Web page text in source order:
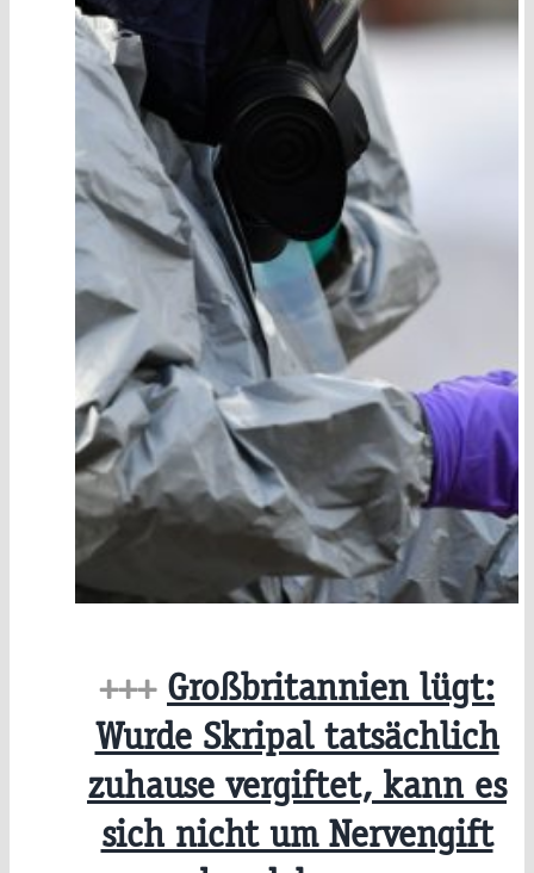
+++ Großbritannien lügt:
Wurde Skripal tatsächlich
zuhause vergiftet, kann es
sich nicht um Nervengift